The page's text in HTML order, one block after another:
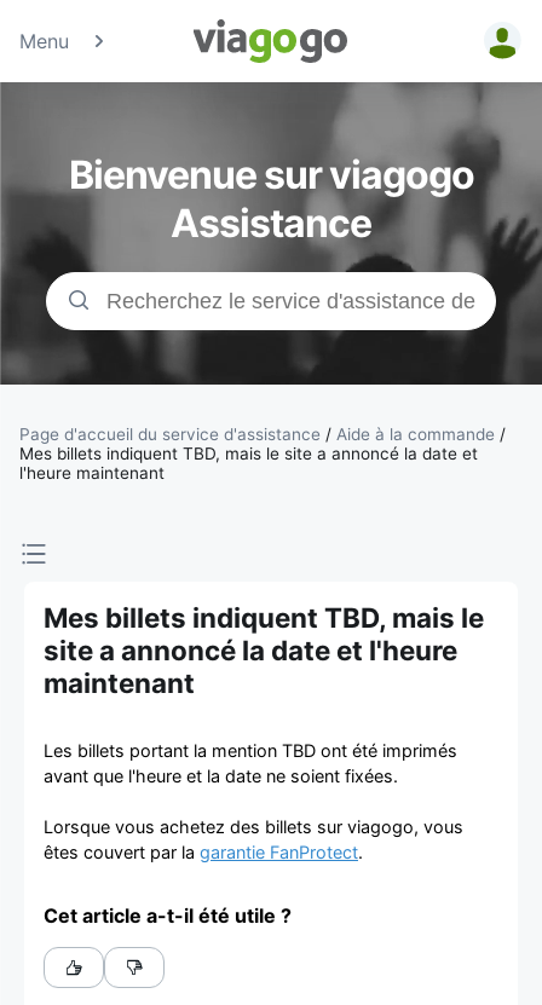
Menu
Billets -
Billet pour
concerts,
événements
sportifs et
théâtre |
viagogo, la
de vente de
billets
Bienvenue sur viagogo
Assistance
Page d'accueil du service d'assistance / Aide à la commande /
Mes billets indiquent TBD, mais le site a annoncé la date et
l'heure maintenant
Mes billets indiquent TBD, mais le
site a annoncé la date et l'heure
maintenant
Les billets portant la mention TBD ont été imprimés
avant que l'heure et la date ne soient fixées.
Lorsque vous achetez des billets sur viagogo, vous
êtes couvert par la garantie FanProtect.
Cet article a-t-il été utile ?